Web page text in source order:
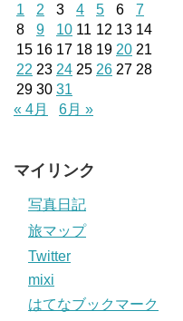
1
2 3 4 5 6
7
8
9 10 11 12 13 14
15 16 17 18 19 20 21
22 23 24 25 26 27 28
29 30 31
« 4月
6月 »
マイリンク
写真日記
旅マップ
Twitter
mixi
はてなブックマーク